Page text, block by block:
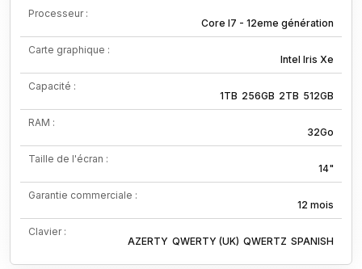
Processeur :
Core I7 - 12eme génération
Carte graphique :
Intel Iris Xe
Capacité :
1TB 256GB 2TB 512GB
RAM :
32Go
Taille de l'écran :
14"
Garantie commerciale :
12 mois
Clavier :
AZERTY QWERTY (UK) QWERTZ SPANISH